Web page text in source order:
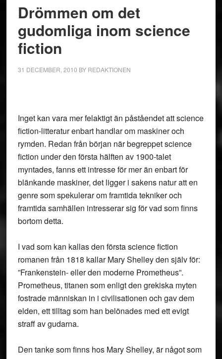
Drömmen om det
gudomliga inom science
fiction
31 DECEMBER, 2010 BY REDAKTIONEN
Inget kan vara mer felaktigt än påståendet att science
fiction-litteratur enbart handlar om maskiner och
rymden. Redan från början när begreppet science
fiction under den första hälften av 1900-talet
myntades, fanns ett intresse för mer än enbart för
blänkande maskiner, det ligger i sakens natur att en
genre som spekulerar om framtida tekniker och
framtida samhällen intresserar sig för vad som finns
bortom detta.
I vad som kan kallas den första science fiction
romanen från 1818 kallar Mary Shelley den själv för:
”Frankenstein- eller den moderne Prometheus”.
Prometheus, titanen som enligt den grekiska myten
fostrade människan in i civilisationen och gav dem
elden, ett tilltag som han belönades med ett evigt
straff av gudarna.
Den tanke som finns hos Mary Shelley, är något som